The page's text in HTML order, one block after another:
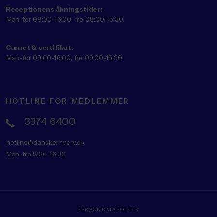
Receptionens åbningstider:
Man-tor 08:00-16:00, fre 08:00-15:30.
Carnet & certifikat:
Man-tor 09:00-16:00, fre 09:00-15:30.
HOTLINE FOR MEDLEMMER
3374 6400
hotline@danskerhverv.dk
Man-fre 8:30-16:30
PERSONDATAPOLITIK